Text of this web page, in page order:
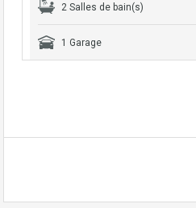
2 Salles de bain(s)
1 Garage